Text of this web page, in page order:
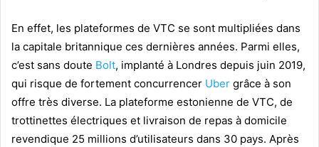
En effet, les plateformes de VTC se sont multipliées dans
la capitale britannique ces dernières années. Parmi elles,
c’est sans doute Bolt, implanté à Londres depuis juin 2019,
qui risque de fortement concurrencer Uber grâce à son
offre très diverse. La plateforme estonienne de VTC, de
trottinettes électriques et livraison de repas à domicile
revendique 25 millions d’utilisateurs dans 30 pays. Après